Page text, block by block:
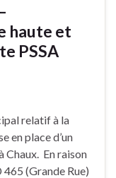
haute et
PSSA
relatif à la
en place d’un
Chaux. En raison
(Grande Rue)